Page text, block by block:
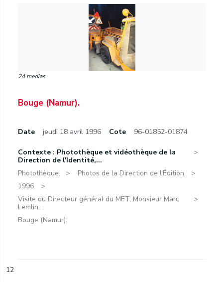
24 medias
Bouge (Namur).
Date jeudi 18 avril 1996 Cote 96-01852-01874
Contexte : Photothèque et vidéothèque de la
Direction de l'Identité,...
Photothèque.
Photos de la Direction de l'Édition.
1996.
Visite du Directeur général du MET, Monsieur Marc
Lemlin,...
Bouge (Namur).
12